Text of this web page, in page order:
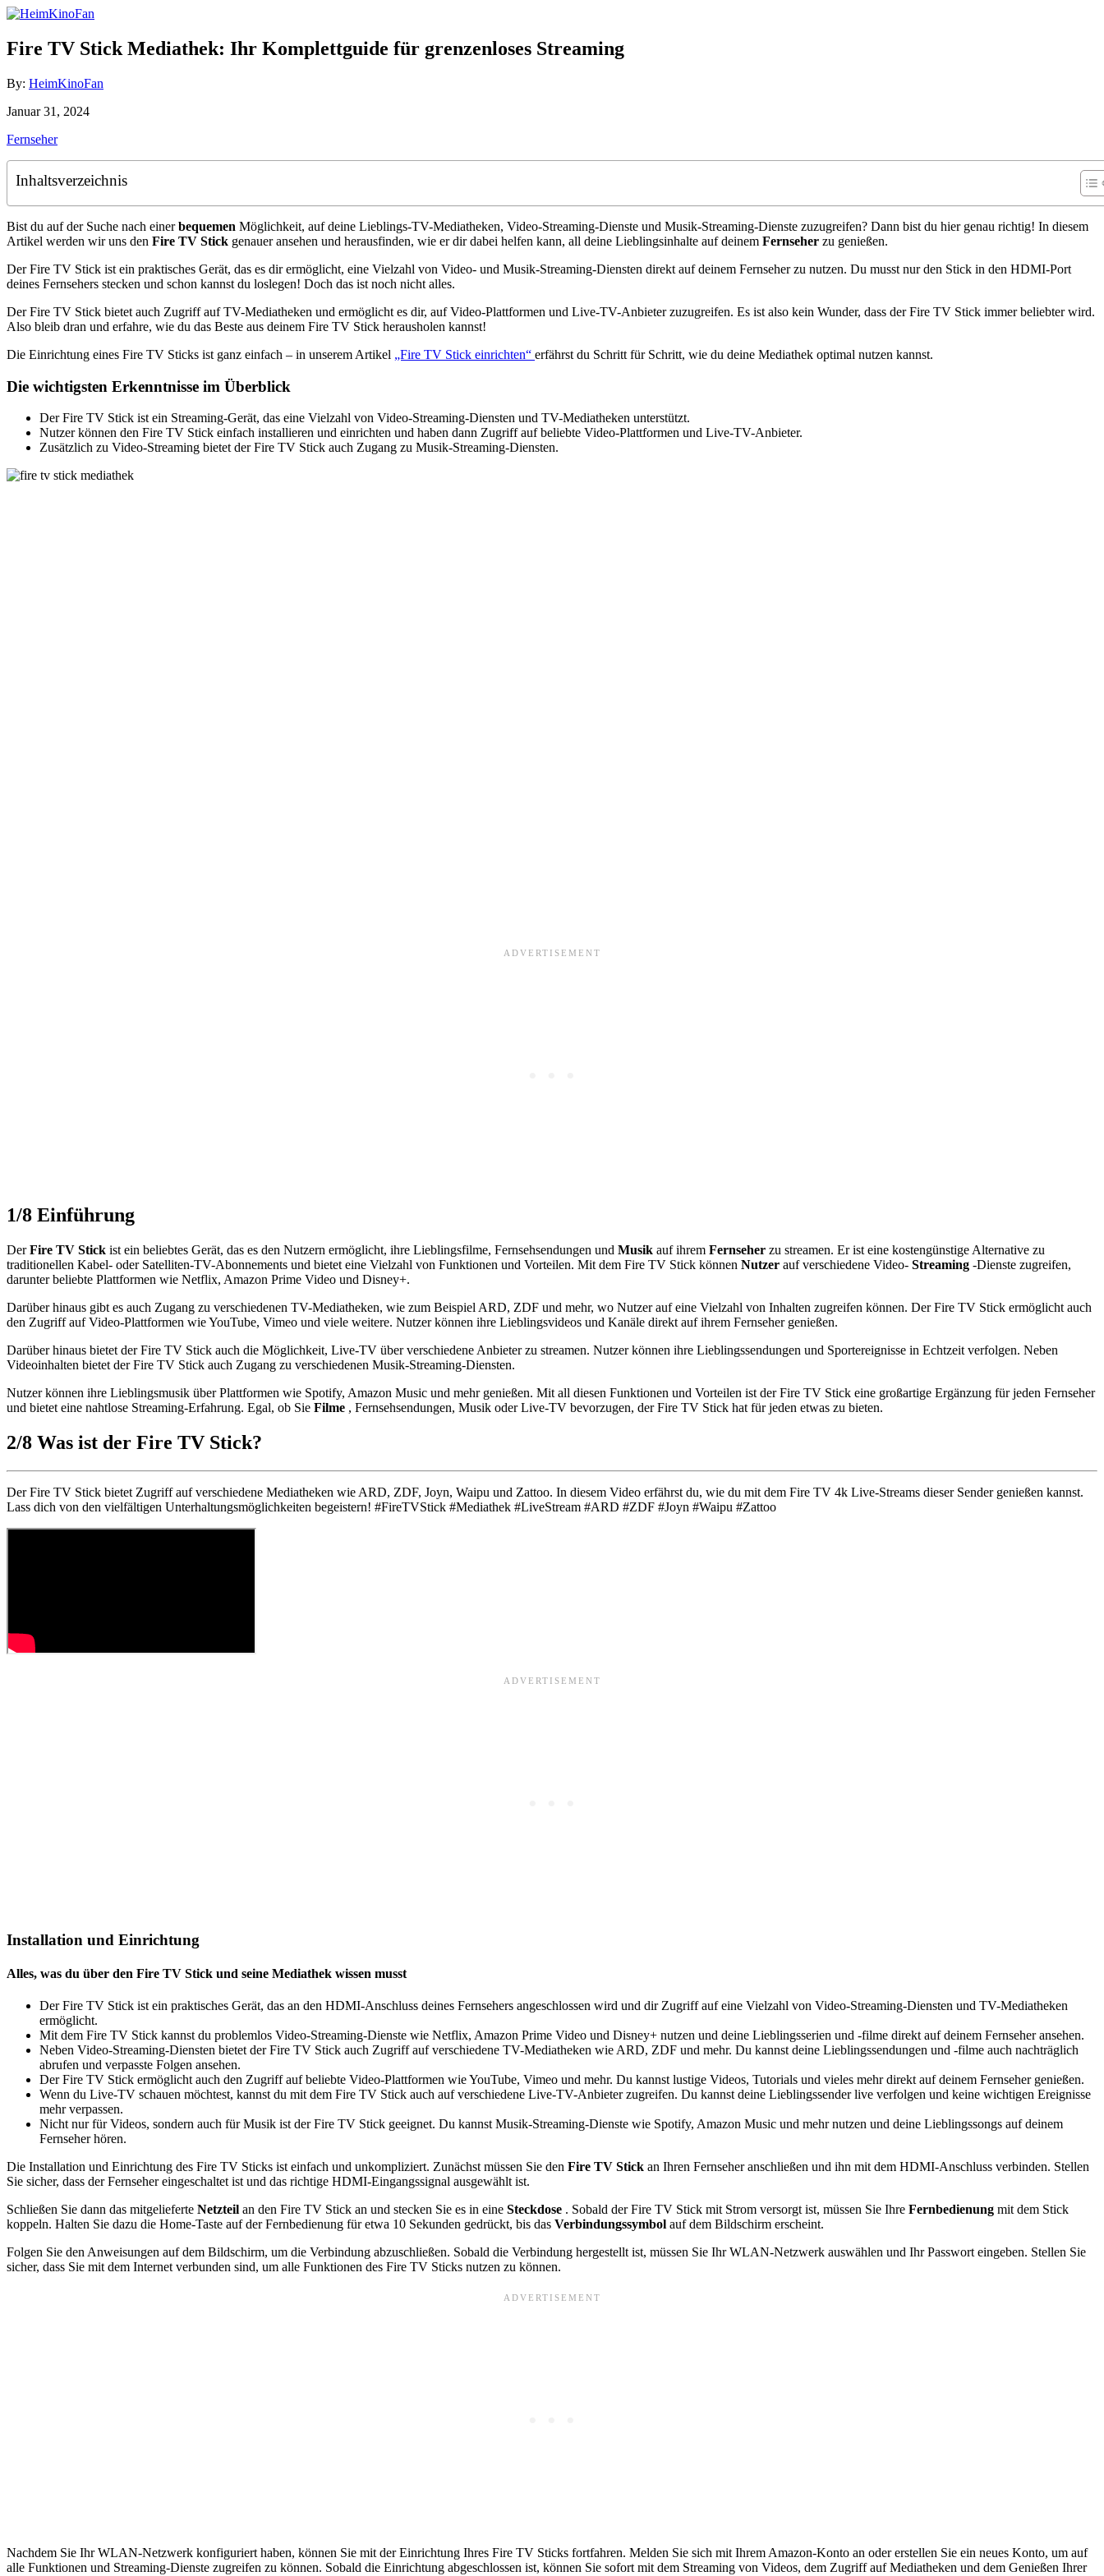
Skip
Content
Fire TV Stick Mediathek: Ihr Komplettguide für grenzenloses Streaming
By: Author
HeimKinoFan
Posted
Januar 31, 2024
Categories
Fernseher
Inhaltsverzeichnis
Bist du auf der Suche nach einerbequemen Möglichkeit, auf deine Lieblings-TV-Mediatheken, Video-Streaming-Dienste und Musik-Streaming-Dienste zuzugreifen? Dann bist du hier genau richtig! In diesem
Artikel werden wir uns den Fire TV Stick genauer ansehen und herausfinden, wie er dir dabei helfen kann, all deine Lieblingsinhalte auf deinem Fernseher zu genießen.
Der Fire TV Stick ist ein praktisches Gerät, das es dir ermöglicht, eine Vielzahl von Video- und Musik-Streaming-Diensten direkt auf deinem Fernseher zu nutzen. Du musst nur den Stick in den HDMI-Port
deines Fernsehers stecken und schon kannst du loslegen! Doch das ist noch nicht alles.
Der Fire TV Stick bietet auch Zugriff auf TV-Mediatheken und ermöglicht es dir, auf Video-Plattformen und Live-TV-Anbieter zuzugreifen. Es ist also kein Wunder, dass der Fire TV Stick immer beliebter wird.
Also bleib dran und erfahre, wie du das Beste aus deinem Fire TV Stick herausholen kannst!
Die Einrichtung eines Fire TV Sticks ist ganz einfach – in unserem Artikel „Fire TV Stick einrichten“ erfährst du Schritt für Schritt, wie du deine Mediathek optimal nutzen kannst.
Die wichtigsten Erkenntnisse im Überblick
Der Fire TV Stick ist ein Streaming-Gerät, das eine Vielzahl von Video-Streaming-Diensten und TV-Mediatheken unterstützt.
Nutzer können den Fire TV Stick einfach installieren und einrichten und haben dann Zugriff auf beliebte Video-Plattformen und Live-TV-Anbieter.
Zusätzlich zu Video-Streaming bietet der Fire TV Stick auch Zugang zu Musik-Streaming-Diensten.
1/8 Einführung
DerFire TV Stick ist ein beliebtes Gerät, das es den Nutzern ermöglicht, ihre Lieblingsfilme, Fernsehsendungen und Musik auf ihrem Fernseher zu streamen. Er ist eine kostengünstige Alternative zu
traditionellen Kabel- oder Satelliten-TV-Abonnements und bietet eine Vielzahl von Funktionen und Vorteilen. Mit dem Fire TV Stick können Nutzer auf verschiedene Video- Streaming -Dienste zugreifen,
darunter beliebte Plattformen wie Netflix, Amazon Prime Video und Disney+.
Darüber hinaus gibt es auch Zugang zu verschiedenen TV-Mediatheken, wie zum Beispiel ARD, ZDF und mehr, wo Nutzer auf eine Vielzahl von Inhalten zugreifen können. Der Fire TV Stick ermöglicht auch
den Zugriff auf Video-Plattformen wie YouTube, Vimeo und viele weitere. Nutzer können ihre Lieblingsvideos und Kanäle direkt auf ihrem Fernseher genießen.
Darüber hinaus bietet der Fire TV Stick auch die Möglichkeit, Live-TV über verschiedene Anbieter zu streamen. Nutzer können ihre Lieblingssendungen und Sportereignisse in Echtzeit verfolgen. Neben
Videoinhalten bietet der Fire TV Stick auch Zugang zu verschiedenen Musik-Streaming-Diensten.
Nutzer können ihre Lieblingsmusik über Plattformen wie Spotify, Amazon Music und mehr genießen. Mit all diesen Funktionen und Vorteilen ist der Fire TV Stick eine großartige Ergänzung für jeden Fernseher
und bietet eine nahtlose Streaming-Erfahrung. Egal, ob Sie Filme , Fernsehsendungen, Musik oder Live-TV bevorzugen, der Fire TV Stick hat für jeden etwas zu bieten.
2/8 Was ist der Fire TV Stick?
Der Fire TV Stick bietet Zugriff auf verschiedene Mediatheken wie ARD, ZDF, Joyn, Waipu und Zattoo. In diesem Video erfährst du, wie du mit dem Fire TV 4k Live-Streams dieser Sender genießen kannst.
Lass dich von den vielfältigen Unterhaltungsmöglichkeiten begeistern! #FireTVStick #Mediathek #LiveStream #ARD #ZDF #Joyn #Waipu #Zattoo
Installation und Einrichtung
Alles, was du über den Fire TV Stick und seine Mediathek wissen musst
Der Fire TV Stick ist ein praktisches Gerät, das an den HDMI-Anschluss deines Fernsehers angeschlossen wird und dir Zugriff auf eine Vielzahl von Video-Streaming-Diensten und TV-Mediatheken
ermöglicht.
Mit dem Fire TV Stick kannst du problemlos Video-Streaming-Dienste wie Netflix, Amazon Prime Video und Disney+ nutzen und deine Lieblingsserien und -filme direkt auf deinem Fernseher ansehen.
Neben Video-Streaming-Diensten bietet der Fire TV Stick auch Zugriff auf verschiedene TV-Mediatheken wie ARD, ZDF und mehr. Du kannst deine Lieblingssendungen und -filme auch nachträglich
abrufen und verpasste Folgen ansehen.
Der Fire TV Stick ermöglicht auch den Zugriff auf beliebte Video-Plattformen wie YouTube, Vimeo und mehr. Du kannst lustige Videos, Tutorials und vieles mehr direkt auf deinem Fernseher genießen.
Wenn du Live-TV schauen möchtest, kannst du mit dem Fire TV Stick auch auf verschiedene Live-TV-Anbieter zugreifen. Du kannst deine Lieblingssender live verfolgen und keine wichtigen Ereignisse
mehr verpassen.
Nicht nur für Videos, sondern auch für Musik ist der Fire TV Stick geeignet. Du kannst Musik-Streaming-Dienste wie Spotify, Amazon Music und mehr nutzen und deine Lieblingssongs auf deinem
Fernseher hören.
Die Installation und Einrichtung des Fire TV Sticks ist einfach und unkompliziert. Zunächst müssen Sie den Fire TV Stick an Ihren Fernseher anschließen und ihn mit dem HDMI-Anschluss verbinden. Stellen
Sie sicher, dass der Fernseher eingeschaltet ist und das richtige HDMI-Eingangssignal ausgewählt ist.
Schließen Sie dann das mitgelieferte Netzteil an den Fire TV Stick an und stecken Sie es in eine Steckdose . Sobald der Fire TV Stick mit Strom versorgt ist, müssen Sie Ihre Fernbedienung mit dem Stick
koppeln. Halten Sie dazu die Home-Taste auf der Fernbedienung für etwa 10 Sekunden gedrückt, bis das Verbindungssymbol auf dem Bildschirm erscheint.
Folgen Sie den Anweisungen auf dem Bildschirm, um die Verbindung abzuschließen. Sobald die Verbindung hergestellt ist, müssen Sie Ihr WLAN-Netzwerk auswählen und Ihr Passwort eingeben. Stellen Sie
sicher, dass Sie mit dem Internet verbunden sind, um alle Funktionen des Fire TV Sticks nutzen zu können.
Nachdem Sie Ihr WLAN-Netzwerk konfiguriert haben, können Sie mit der Einrichtung Ihres Fire TV Sticks fortfahren. Melden Sie sich mit Ihrem Amazon-Konto an oder erstellen Sie ein neues Konto, um auf
alle Funktionen und Streaming-Dienste zugreifen zu können. Sobald die Einrichtung abgeschlossen ist, können Sie sofort mit dem Streaming von Videos, dem Zugriff auf Mediatheken und dem Genießen Ihrer